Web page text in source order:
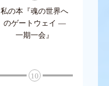
私の本『魂の世界へ
のゲートウェイ ―
一期一会』
10